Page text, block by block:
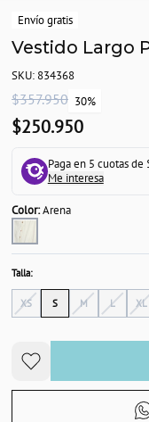
Envío gratis
Vestido Largo
SKU: 834368
$357.950 30%
$250.950
Paga en 5 cuotas
Me interesa
Color:Arena
Talla:
XS S M L XL